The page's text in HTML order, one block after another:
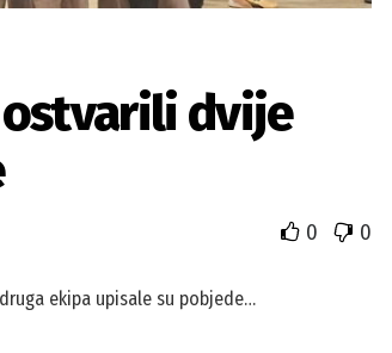
dvije
0 0
ekipa upisale su pobjede…